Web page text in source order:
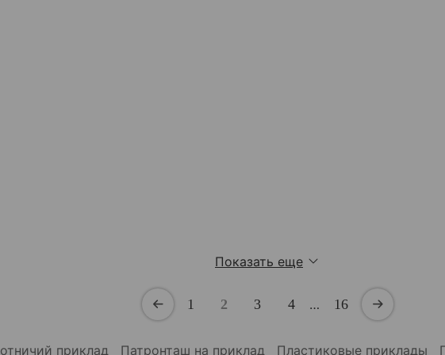
Показать еще
1 2 3 4 … 16
приклад Патронташ на приклад Пластиковые приклады